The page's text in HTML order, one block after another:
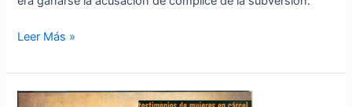
Leer Más »
Al